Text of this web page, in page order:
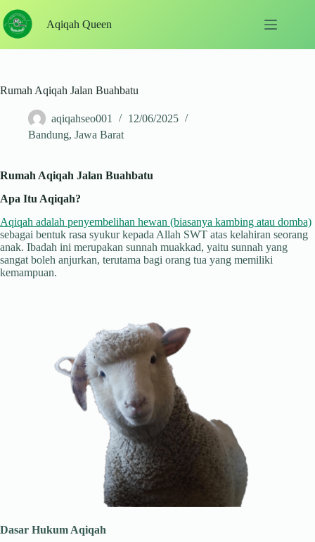
to
content
Aqiqah Queen
Rumah Aqiqah Jalan Buahbatu
aqiqahseo001
12/06/2025
Bandung, Jawa Barat
Rumah Aqiqah Jalan Buahbatu
Apa Itu Aqiqah?
Aqiqah adalah penyembelihan hewan (biasanya kambing atau domba)
sebagai bentuk rasa syukur kepada Allah SWT atas kelahiran seorang
anak. Ibadah ini merupakan sunnah muakkad, yaitu sunnah yang
sangat boleh anjurkan, terutama bagi orang tua yang memiliki
kemampuan.
Dasar Hukum Aqiqah